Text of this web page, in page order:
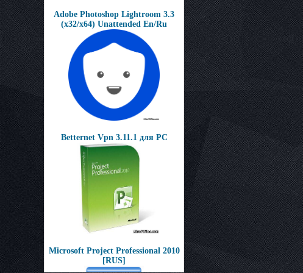
Adobe Photoshop Lightroom 3.3
(x32/x64) Unattended En/Ru
Betternet Vpn 3.11.1 для PC
Microsoft Project Professional 2010
[RUS]